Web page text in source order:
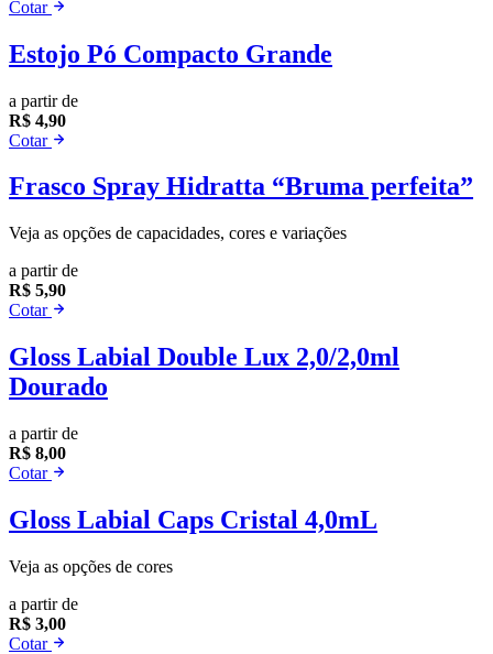
Cotar
Estojo Pó Compacto Grande
a partir de
R$ 4,90
Cotar
Frasco Spray Hidratta “Bruma perfeita”
Veja as opções de capacidades, cores e variações
a partir de
R$ 5,90
Cotar
Gloss Labial Double Lux 2,0/2,0ml
Dourado
a partir de
R$ 8,00
Cotar
Gloss Labial Caps Cristal 4,0mL
Veja as opções de cores
a partir de
R$ 3,00
Cotar